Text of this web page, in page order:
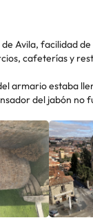
Avila, facilidad
cafeterías y
armario estaba
del jabón no